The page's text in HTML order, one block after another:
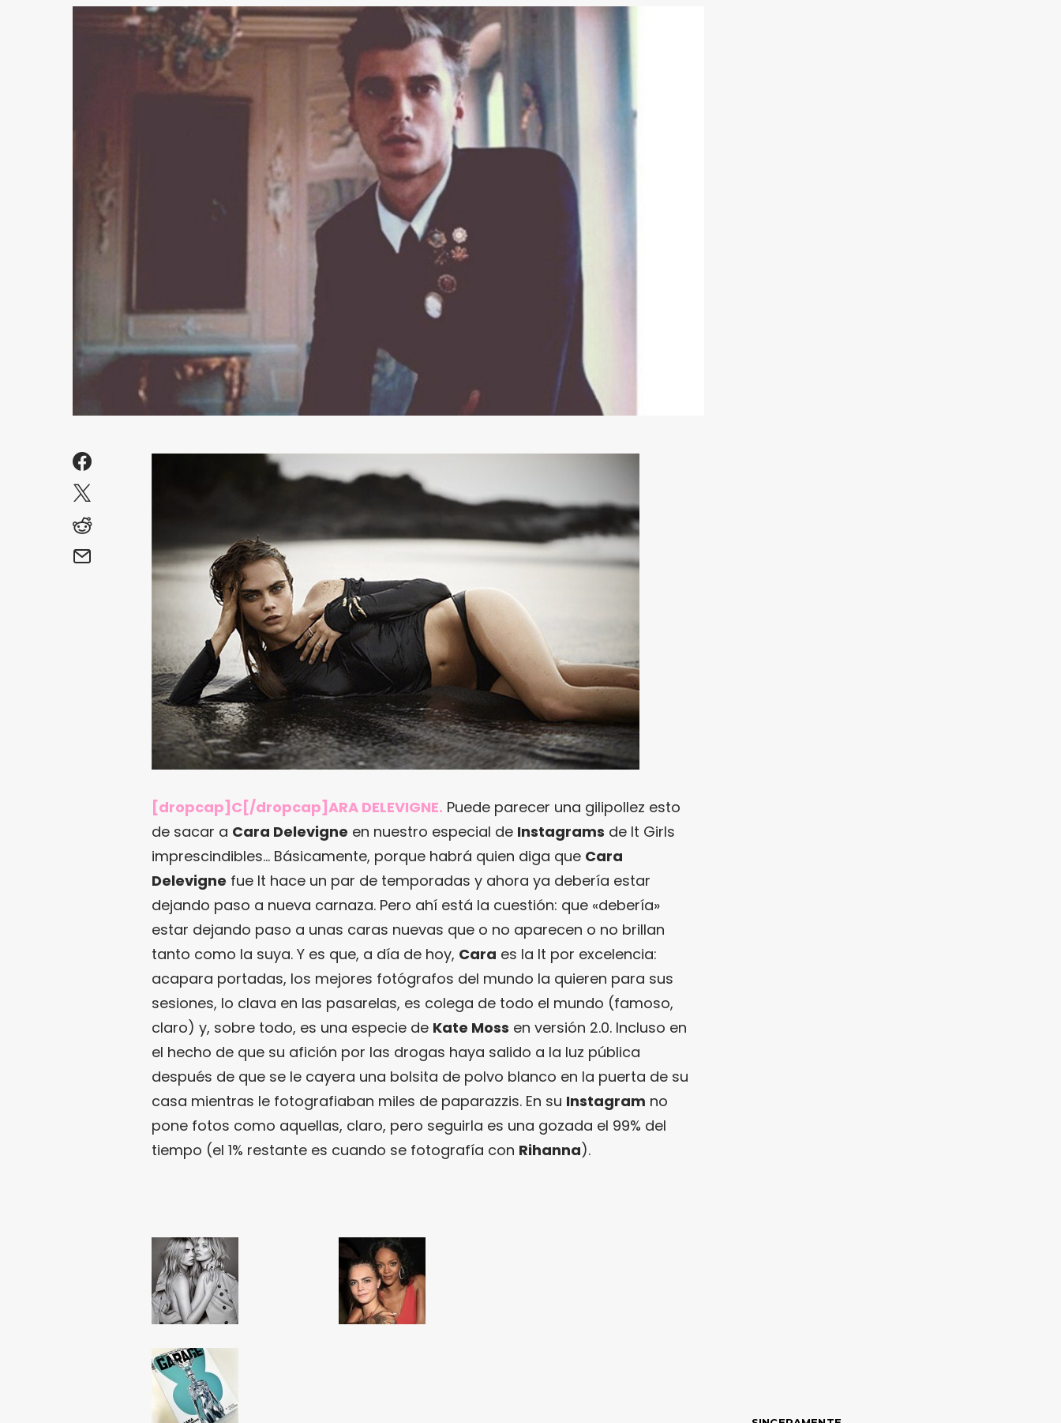
[dropcap]C[/dropcap]ARA DELEVIGNE. Puede parecer una gilipollez esto
de sacar a Cara Delevigne en nuestro especial de Instagrams de It Girls
imprescindibles… Básicamente, porque habrá quien diga que Cara
Delevigne fue It hace un par de temporadas y ahora ya debería estar
dejando paso a nueva carnaza. Pero ahí está la cuestión: que «debería»
estar dejando paso a unas caras nuevas que o no aparecen o no brillan
tanto como la suya. Y es que, a día de hoy, Cara es la It por excelencia:
acapara portadas, los mejores fotógrafos del mundo la quieren para sus
sesiones, lo clava en las pasarelas, es colega de todo el mundo (famoso,
claro) y, sobre todo, es una especie de Kate Moss en versión 2.0. Incluso en
el hecho de que su afición por las drogas haya salido a la luz pública
después de que se le cayera una bolsita de polvo blanco en la puerta de su
casa mientras le fotografiaban miles de paparazzis. En su Instagram no
pone fotos como aquellas, claro, pero seguirla es una gozada el 99% del
tiempo (el 1% restante es cuando se fotografía con Rihanna).